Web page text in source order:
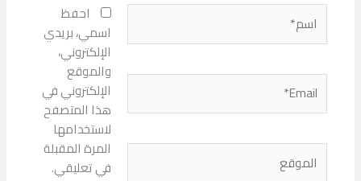
اسم*
Email*
الموقع
احفظ
اسمي، بريدي
الإلكتروني،
والموقع
الإلكتروني في
هذا المتصفح
لاستخدامها
المرة المقبلة
في تعليقي.